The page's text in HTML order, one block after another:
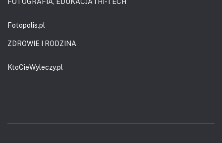
Fotopolis.pl
ZDROWIE I RODZINA
KtoCieWyleczy.pl